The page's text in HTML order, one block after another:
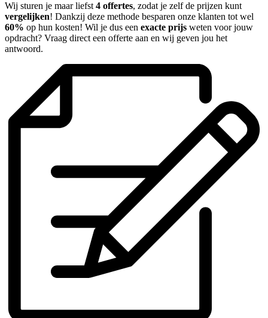
Wij sturen je maar liefst 4 offertes, zodat je zelf de prijzen kunt
vergelijken! Dankzij deze methode besparen onze klanten tot wel
60% op hun kosten! Wil je dus een exacte prijs weten voor jouw
opdracht? Vraag direct een offerte aan en wij geven jou het
antwoord.